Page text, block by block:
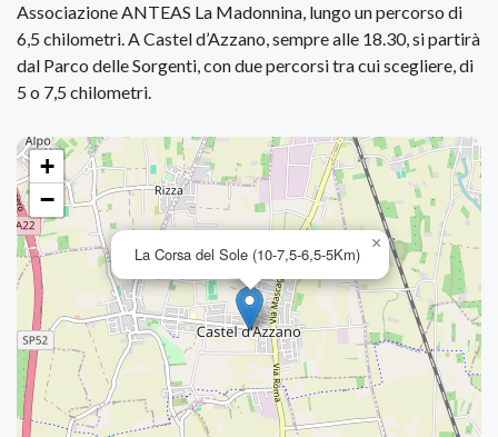
Associazione ANTEAS La Madonnina, lungo un percorso di
6,5 chilometri. A Castel d’Azzano, sempre alle 18.30, si partirà
dal Parco delle Sorgenti, con due percorsi tra cui scegliere, di
5 o 7,5 chilometri.
La Corsa del Sole (10-7,5-6,5-5Km)
×
+
−